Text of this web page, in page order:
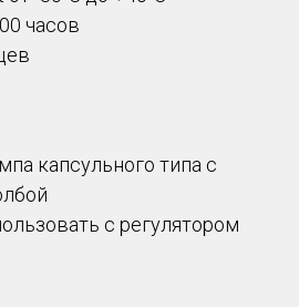
часов
капсульного типа с
с регулятором